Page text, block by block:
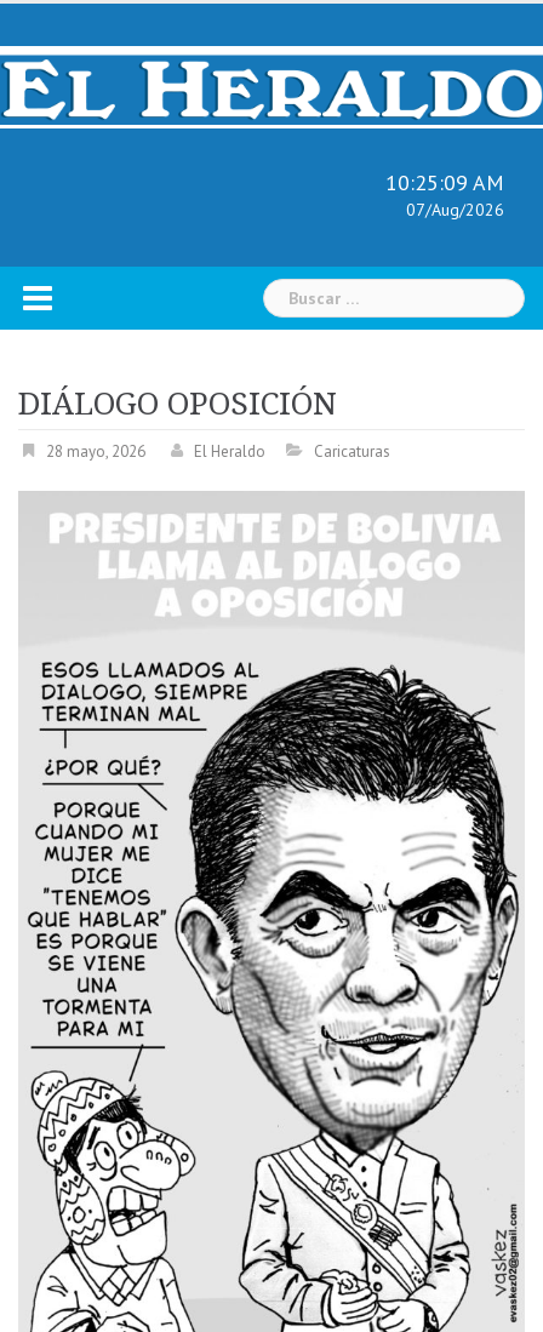
Skip
content
10:25:09 AM
07/Aug/2026
Buscar:
DIÁLOGO OPOSICIÓN
28 mayo, 2026 El Heraldo Caricaturas